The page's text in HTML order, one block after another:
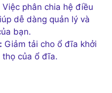
Việc phân chia hệ điều
dễ dàng quản lý và
bạn.
Giảm tải cho ổ đĩa khởi
của ổ đĩa.